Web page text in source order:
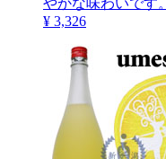
¥ 3,326